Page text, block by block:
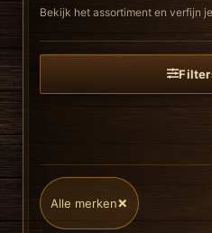
Bekijk het assortiment en verfijn
Alle merken×